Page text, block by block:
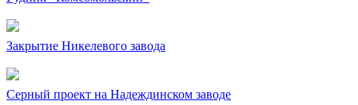
Закрытие Никелевого завода
Серный проект на Надеждинском заводе